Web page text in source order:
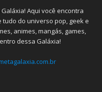
Aqui você encontra
do universo pop, geek e
animes, mangás, games,
dessa Galáxia!